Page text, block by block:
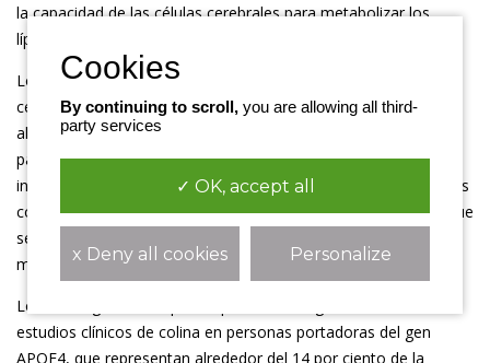
la capacidad de las células cerebrales para metabolizar los
lípidos y responder al estrés.
Los investigadores encontraron en estudios de células
cerebrales humanas y células de levadura, que el gen APOE4
altera significativamente la capacidad de las células cerebrales
para llevar a cabo sus funciones normales. Y estos mismos
investigadores demostraron que el tratamiento de estas células
con colina adicional, un suplemento ampliamente disponible que
se considera seguro para el uso humano, podría revertir
muchos de estos efectos.
Los investigadores esperan que sus hallazgos conduzcan a
estudios clínicos de colina en personas portadoras del gen
APOE4, que representan alrededor del 14 por ciento de la
By continuing to scroll, you are allowing all third-
party services
✓ OK, accept all
x Deny all cookies Personalize